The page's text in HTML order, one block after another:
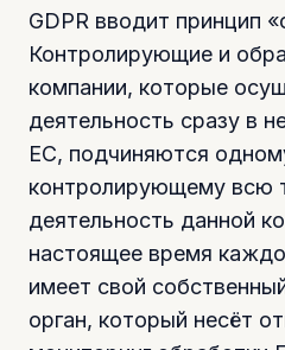
GDPR вводит принцип
Контролирующие и
компании, которые
деятельность сразу в
ЕС, подчиняются
контролирующему всю
деятельность данной
настоящее время
имеет свой
орган, который несёт